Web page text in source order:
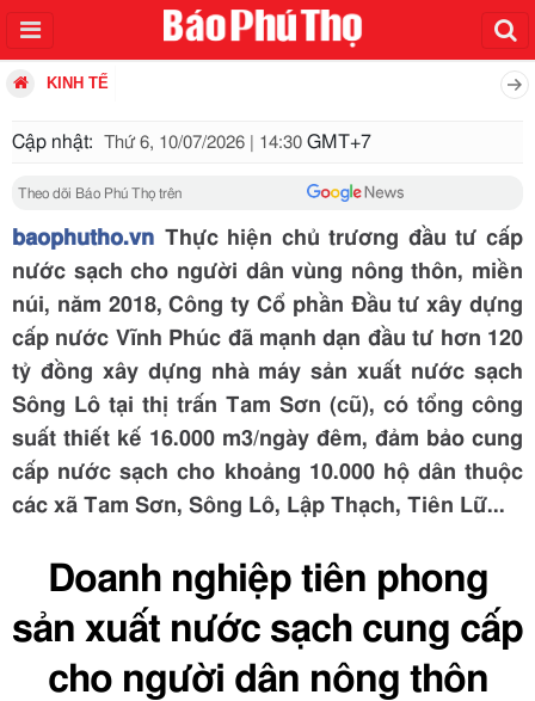
KINH TẾ
Cập nhật: Thứ 6, 10/07/2026 | 14:30 GMT+7
Theo dõi Báo Phú Thọ trên
baophutho.vn Thực hiện chủ trương đầu tư cấp
nước sạch cho người dân vùng nông thôn, miền
núi, năm 2018, Công ty Cổ phần Đầu tư xây dựng
cấp nước Vĩnh Phúc đã mạnh dạn đầu tư hơn 120
tỷ đồng xây dựng nhà máy sản xuất nước sạch
Sông Lô tại thị trấn Tam Sơn (cũ), có tổng công
suất thiết kế 16.000 m3/ngày đêm, đảm bảo cung
cấp nước sạch cho khoảng 10.000 hộ dân thuộc
các xã Tam Sơn, Sông Lô, Lập Thạch, Tiên Lữ...
Doanh nghiệp tiên phong
sản xuất nước sạch cung cấp
cho người dân nông thôn